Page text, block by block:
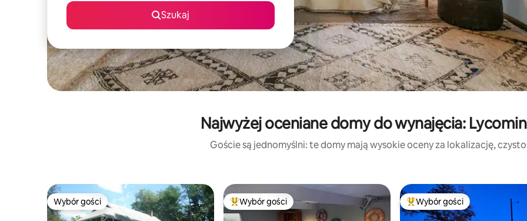
Szukaj
Najwyżej oceniane domy do wynajęcia:
Goście są jednomyślni: te domy mają wysokie oceny za lokalizację,
Wybór gości
Wybór gości Najpopularniejsze z kategorii Wybór gości
Wybór gości Najpopularniejsze z kategorii
Wybór gości